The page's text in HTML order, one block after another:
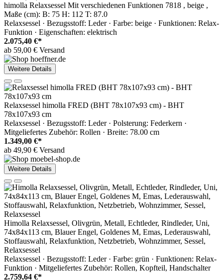
himolla Relaxsessel Mit verschiedenen Funktionen 7818 , beige ,
Maße (cm): B: 75 H: 112 T: 87.0
Relaxsessel · Bezugsstoff: Leder · Farbe: beige · Funktionen: Relax-
Funktion · Eigenschaften: elektrisch
2.075,40 €*
ab 59,00 € Versand
Weitere Details
Relaxsessel himolla FRED (BHT 78x107x93 cm) - BHT
78x107x93 cm
Relaxsessel · Bezugsstoff: Leder · Polsterung: Federkern ·
Mitgeliefertes Zubehör: Rollen · Breite: 78.00 cm
1.349,00 €*
ab 49,90 € Versand
Weitere Details
Himolla Relaxsessel, Olivgrün, Metall, Echtleder, Rindleder, Uni,
74x84x113 cm, Blauer Engel, Goldenes M, Emas, Lederauswahl,
Stoffauswahl, Relaxfunktion, Netzbetrieb, Wohnzimmer, Sessel,
Relaxsessel
Relaxsessel · Bezugsstoff: Leder · Farbe: grün · Funktionen: Relax-
Funktion · Mitgeliefertes Zubehör: Rollen, Kopfteil, Handschalter
2.759,64 €*